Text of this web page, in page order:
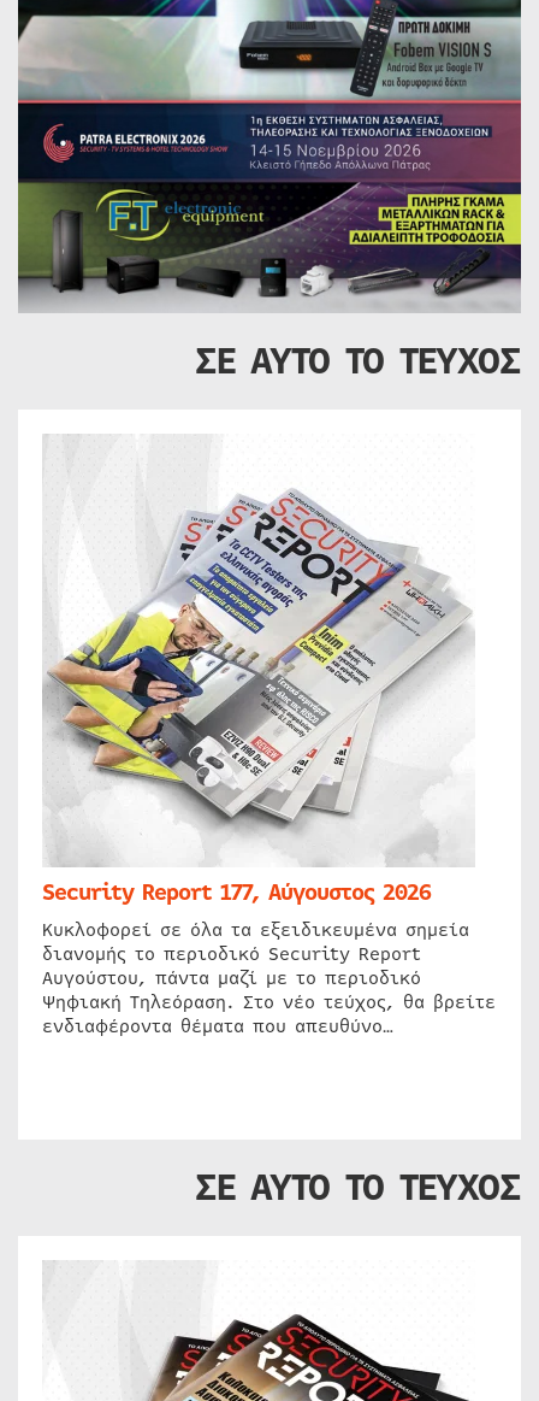
ΣΕ ΑΥΤΟ ΤΟ ΤΕΥΧΟΣ
Security Report 177, Αύγουστος 2026
Κυκλοφορεί σε όλα τα εξειδικευμένα σημεία
διανομής το περιοδικό Security Report
Αυγούστου, πάντα μαζί με το περιοδικό
Ψηφιακή Τηλεόραση. Στο νέο τεύχος, θα βρείτε
ενδιαφέροντα θέματα που απευθύνο…
ΣΕ ΑΥΤΟ ΤΟ ΤΕΥΧΟΣ